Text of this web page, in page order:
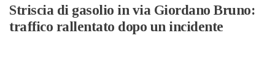
Striscia di gasolio in via Giordano Bruno:
traffico rallentato dopo un incidente